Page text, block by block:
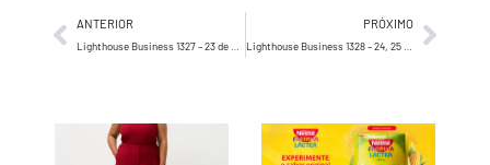
ANTERIOR PRÓXIMO